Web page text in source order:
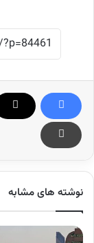
نوشته های مشابه